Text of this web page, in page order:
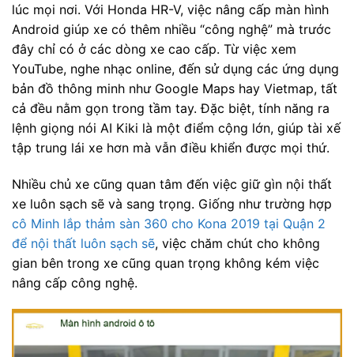
lúc mọi nơi. Với Honda HR-V, việc nâng cấp màn hình
Android giúp xe có thêm nhiều “công nghệ” mà trước
đây chỉ có ở các dòng xe cao cấp. Từ việc xem
YouTube, nghe nhạc online, đến sử dụng các ứng dụng
bản đồ thông minh như Google Maps hay Vietmap, tất
cả đều nằm gọn trong tầm tay. Đặc biệt, tính năng ra
lệnh giọng nói AI Kiki là một điểm cộng lớn, giúp tài xế
tập trung lái xe hơn mà vẫn điều khiển được mọi thứ.
Nhiều chủ xe cũng quan tâm đến việc giữ gìn nội thất
xe luôn sạch sẽ và sang trọng. Giống như trường hợp
cô Minh lắp thảm sàn 360 cho Kona 2019 tại Quận 2
để nội thất luôn sạch sẽ, việc chăm chút cho không
gian bên trong xe cũng quan trọng không kém việc
nâng cấp công nghệ.